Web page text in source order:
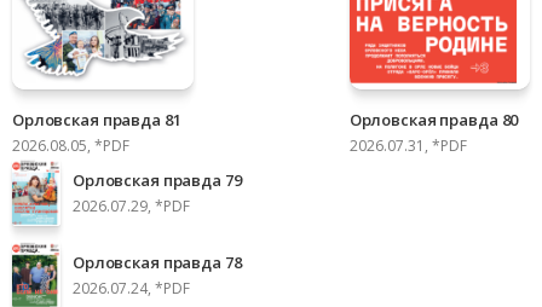
Орловская правда 81
2026.08.05, *PDF
Орловская правда 80
2026.07.31, *PDF
Орловская правда 79
2026.07.29, *PDF
Орловская правда 78
2026.07.24, *PDF